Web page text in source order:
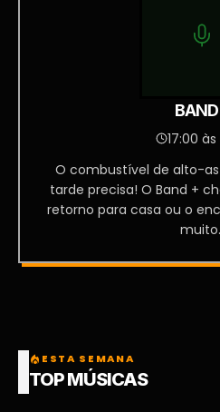
17:00 às
O combustível de alto-
tarde precisa! O Band +
retorno para casa ou o
local_fire_department ESTA SEMANA
TOP MÚSICAS